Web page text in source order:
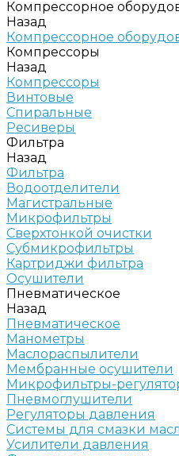
Компрессорное
Назад
Компрессорное
Компрессоры
Назад
Компрессоры
Винтовые
Спиральные
Ресиверы
Фильтра
Назад
Фильтра
Водоотделители
Магистральные
Микрофильтры
Сверхтонкой очистки
Субмикрофильтры
Картриджи фильтра
Осушители
Пневматическое
Назад
Пневматическое
Манометры
Маслораспылители
Мембранные осушители
Микрофильтры-
Пневмоглушители
Регуляторы давления
Системы для смазки
Усилители давления